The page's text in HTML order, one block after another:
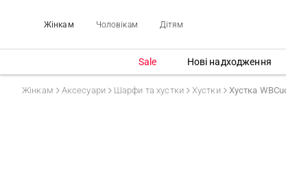
Жінкам Чоловікам Дітям
Sale Нові надходження
Жінкам Аксесуари Шарфи та хустки Хустки Хустка